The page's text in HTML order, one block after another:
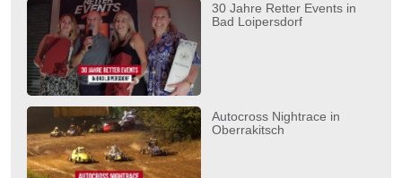
30 Jahre Retter Events in
Bad Loipersdorf
Autocross Nightrace in
Oberrakitsch